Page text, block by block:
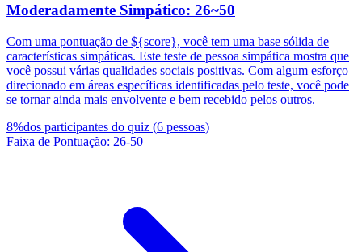
Moderadamente Simpático: 26~50
Com uma pontuação de ${score}, você tem uma base sólida de
características simpáticas. Este teste de pessoa simpática mostra que
você possui várias qualidades sociais positivas. Com algum esforço
direcionado em áreas específicas identificadas pelo teste, você pode
se tornar ainda mais envolvente e bem recebido pelos outros.
8%dos participantes do quiz (6 pessoas)
Faixa de Pontuação: 26-50